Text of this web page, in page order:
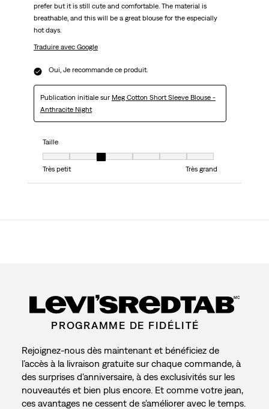
prefer but it is still cute and comfortable. The material is
breathable, and this will be a great blouse for the especially
hot days.
Traduire avec Google
Oui, Je recommande ce produit.
Publication initiale sur Meg Cotton Short Sleeve Blouse -
Anthracite Night
Taille
Taille, 3 sur 7, où 1 est égal à Très petit et 7 est égal à Très grand
Très petit
Très grand
PROGRAMME DE FIDÉLITÉ
MC
Rejoignez-nous dès maintenant et bénéficiez de
l’accès à la livraison gratuite sur chaque commande, à
des surprises d'anniversaire, à des exclusivités sur les
nouveautés et bien plus encore. Et comme votre jean,
ces avantages ne cessent de s'améliorer avec le temps.